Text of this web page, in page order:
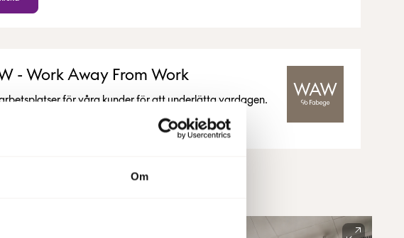
Om
- Work Away From Work
för våra kunder för att underlätta vardagen.